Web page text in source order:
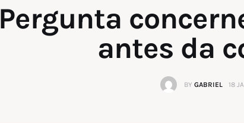
Instruções
Pergunta
antes da
BY GABRIEL 18